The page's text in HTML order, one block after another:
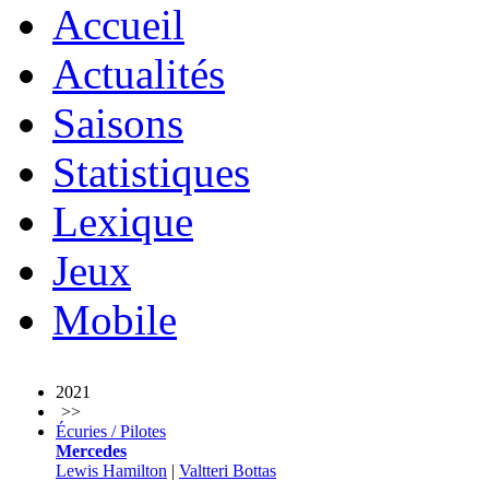
Accueil
Actualités
Saisons
Statistiques
Lexique
Jeux
Mobile
2021
>>
Écuries / Pilotes
Mercedes
Lewis Hamilton | Valtteri Bottas